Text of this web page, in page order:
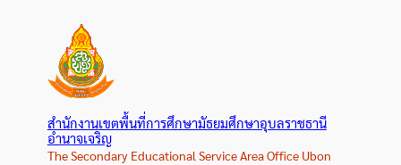
สำนักงานเขตพื้นที่การศึกษามัธยมศึกษาอุบลราชธานี
อำนาจเจริญ
The Secondary Educational Service Area Office Ubon